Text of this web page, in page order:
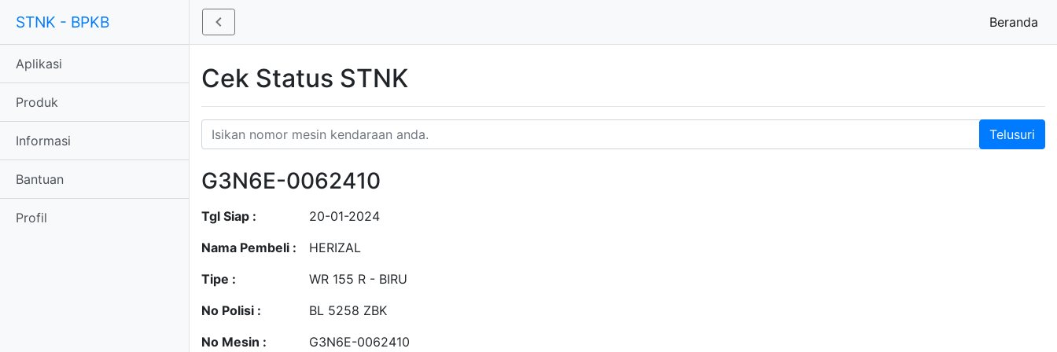
STNK - BPKB
Aplikasi
Produk
Informasi
Bantuan
Profil
Beranda
Cek Status STNK
G3N6E-0062410
Tgl Siap :
20-01-2024
Nama Pembeli :
HERIZAL
Tipe :
WR 155 R - BIRU
No Polisi :
BL 5258 ZBK
No Mesin :
G3N6E-0062410